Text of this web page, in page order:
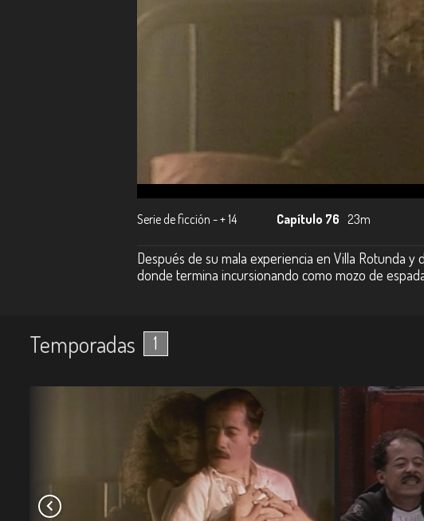
Serie de ficción - + 14 Capítulo 76 23m
Después de su mala experiencia en Villa Rotunda
donde termina incursionando como mozo de
Temporadas 1